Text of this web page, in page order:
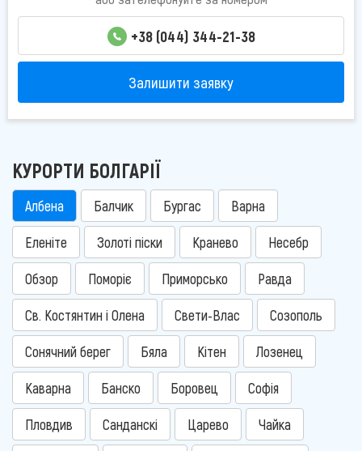
+38 (044) 344-21-38
Залишити заявку
КУРОРТИ БОЛГАРІЇ
Албена Балчик Бургас Варна
Еленіте Золоті піски Кранево Несебр
Обзор Поморіє Приморсько Равда
Св. Костянтин і Олена Свети-Влас Созополь
Сонячний берег Бяла Кітен Лозенец
Каварна Банско Боровец Софія
Пловдив Санданскі Царево Чайка